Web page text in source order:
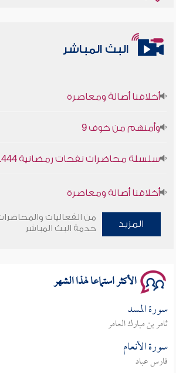
البث المباشر
أخلاقنا أصالة ومعاصرة
وأمنهم من خوف 9
سلسلة محاضرات نفحات رمضانية 1444هـ
أخلاقنا أصالة ومعاصرة
وأمنهم من خوف 9
المزيد
من الفعاليات
خدمة البث المباشر
الأكثر استماعا لهذا الشهر
سورة المسد
ثامر بن مبارك العامر
سورة الأنعام
فارس عباد